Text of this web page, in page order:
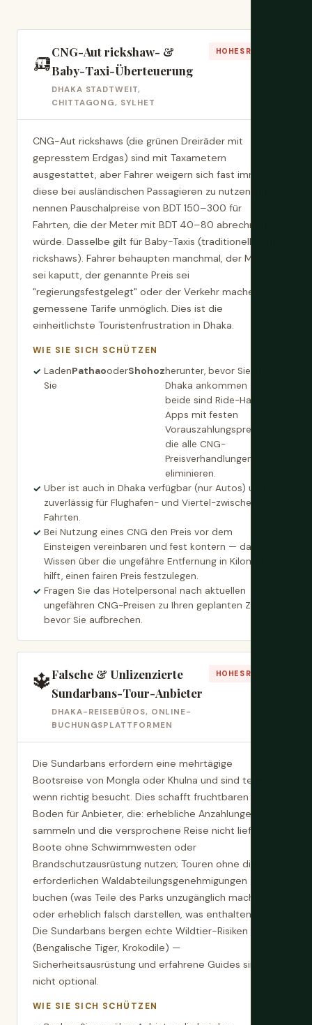
🛺CNG-Aut rickshaw- &
Baby-Taxi-Überteuerung
DHAKA STADTWEIT,
CHITTAGONG, SYLHET
HOHES RISIKO
CNG-Aut rickshaws (die grünen Dreiräder mit
gepresstem Erdgas) sind mit Taxametern
ausgestattet, aber Fahrer weigern sich fast immer,
diese bei ausländischen Passagieren zu nutzen, und
nennen Pauschalpreise von BDT 150–300 für
Fahrten, die der Meter mit BDT 40–80 abrechnen
würde. Dasselbe gilt für Baby-Taxis (traditionelle Aut
rickshaws). Fahrer behaupten manchmal, der Meter
sei kaputt, der genannte Preis sei
"regierungsfestgelegt" oder der Verkehr mache
gemessene Tarife unmöglich. Dies ist die
einheitlichste Touristenfrustration in Dhaka.
WIE SIE SICH SCHÜTZEN
Laden
Sie
PathaooderShohozherunter, bevor Sie in
Dhaka ankommen —
beide sind Ride-Hailing-
Apps mit festen
Vorauszahlungspreisen,
die alle CNG-
Preisverhandlungen
eliminieren.
Uber ist auch in Dhaka verfügbar (nur Autos) und
zuverlässig für Flughafen- und Viertel-zwischen-
Fahrten.
Bei Nutzung eines CNG den Preis vor dem
Einsteigen vereinbaren und fest kontern — das
Wissen über die ungefähre Entfernung in Kilometern
hilft, einen fairen Preis festzulegen.
Fragen Sie das Hotelpersonal nach aktuellen
ungefähren CNG-Preisen zu Ihren geplanten Zielen,
bevor Sie aufbrechen.
🔱Falsche & Unlizenzierte
Sundarbans-Tour-Anbieter
DHAKA-REISEBÜROS, ONLINE-
BUCHUNGSPLATTFORMEN
HOHES RISIKO
Die Sundarbans erfordern eine mehrtägige
Bootsreise von Mongla oder Khulna und sind teuer,
wenn richtig besucht. Dies schafft fruchtbaren
Boden für Anbieter, die: erhebliche Anzahlungen
sammeln und die versprochene Reise nicht liefern;
Boote ohne Schwimmwesten oder
Brandschutzausrüstung nutzen; Touren ohne die
erforderlichen Waldabteilungsgenehmigungen
buchen (was Teile des Parks unzugänglich macht);
oder erheblich falsch darstellen, was enthalten ist.
Die Sundarbans bergen echte Wildtier-Risiken
(Bengalische Tiger, Krokodile) —
Sicherheitsausrüstung und erfahrene Guides sind
nicht optional.
WIE SIE SICH SCHÜTZEN